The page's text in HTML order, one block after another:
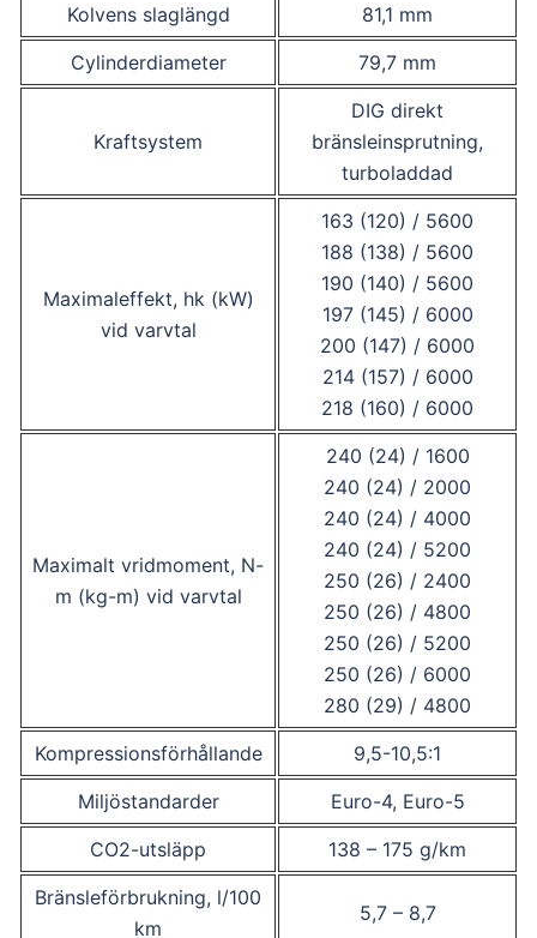
Kolvens slaglängd
81,1 mm
Cylinderdiameter
79,7 mm
Kraftsystem
DIG direkt
bränsleinsprutning,
turboladdad
Maximaleffekt, hk (kW)
vid varvtal
163 (120) / 5600
188 (138) / 5600
190 (140) / 5600
197 (145) / 6000
200 (147) / 6000
214 (157) / 6000
218 (160) / 6000
Maximalt vridmoment, N-
m (kg-m) vid varvtal
240 (24) / 1600
240 (24) / 2000
240 (24) / 4000
240 (24) / 5200
250 (26) / 2400
250 (26) / 4800
250 (26) / 5200
250 (26) / 6000
280 (29) / 4800
Kompressionsförhållande
9,5-10,5:1
Miljöstandarder
Euro-4, Euro-5
CO2-utsläpp
138 – 175 g/km
Bränsleförbrukning, l/100
km
5,7 – 8,7